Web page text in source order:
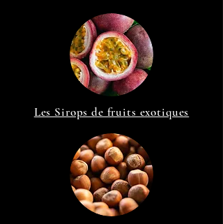
Les Sirops de fruits exotiques